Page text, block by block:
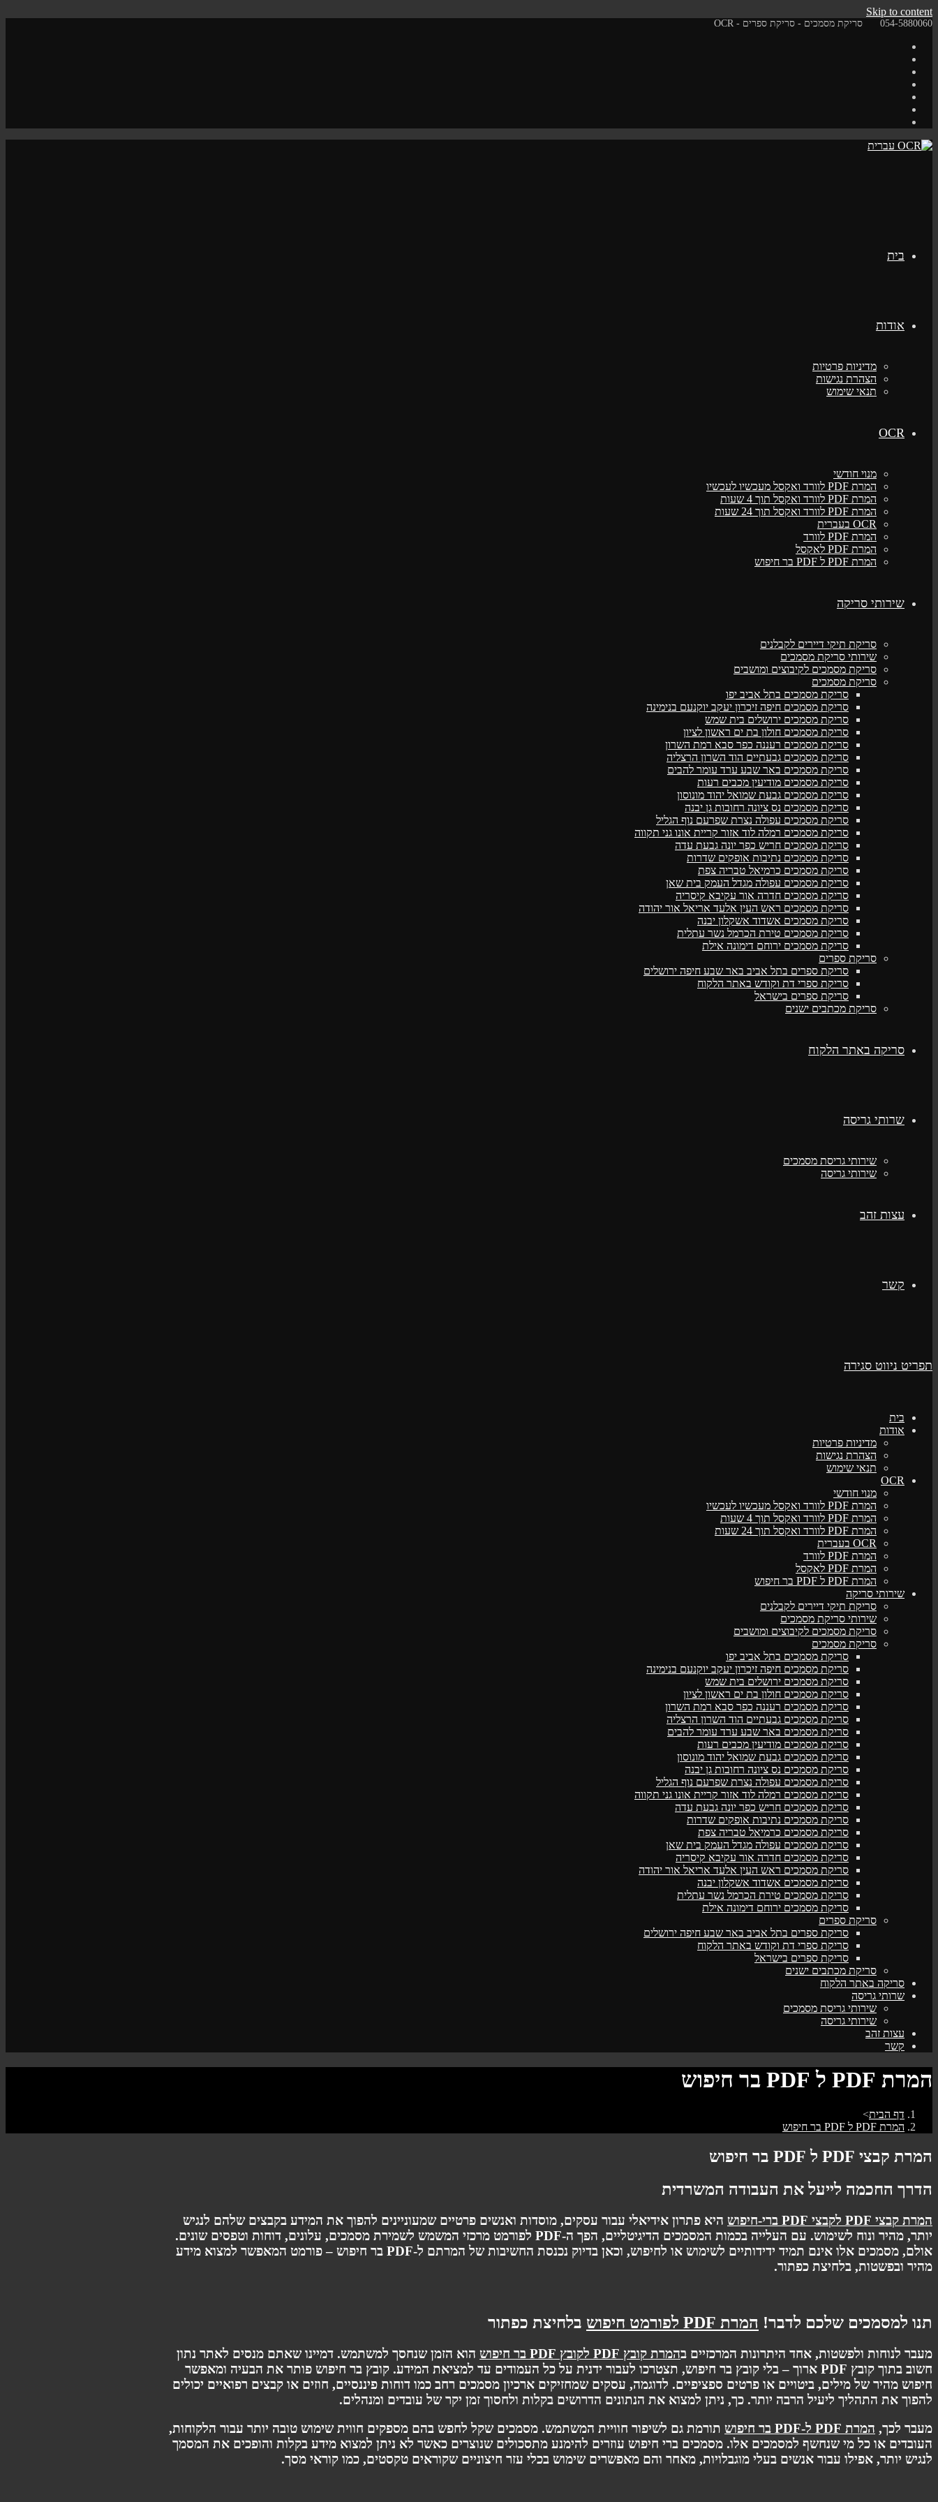
Skip to content
054-5880060 סריקת מסמכים - סריקת ספרים - OCR
בית
אודות
מדיניות פרטיות
הצהרת נגישות
תנאי שימוש
OCR
מנוי חודשי
המרת PDF לוורד ואקסל מעכשיו לעכשיו
המרת PDF לוורד ואקסל תוך 4 שעות
המרת PDF לוורד ואקסל תוך 24 שעות
OCR בעברית
המרת PDF לוורד
המרת PDF לאקסל
המרת PDF ל PDF בר חיפוש
שירותי סריקה
סריקת תיקי דיירים לקבלנים
שירותי סריקת מסמכים
סריקת מסמכים לקיבוצים ומושבים
סריקת מסמכים
סריקת מסמכים בתל אביב יפו
סריקת מסמכים חיפה זיכרון יעקב יוקנעם בנימינה
סריקת מסמכים ירושלים בית שמש
סריקת מסמכים חולון בת ים ראשון לציון
סריקת מסמכים רעננה כפר סבא רמת השרון
סריקת מסמכים גבעתיים הוד השרון הרצליה
סריקת מסמכים באר שבע ערד עומר להבים
סריקת מסמכים מודיעין מכבים רעות
סריקת מסמכים גבעת שמואל יהוד מונוסון
סריקת מסמכים נס ציונה רחובות גן יבנה
סריקת מסמכים עפולה נצרת שפרעם נוף הגליל
סריקת מסמכים רמלה לוד אזור קריית אונו גני תקווה
סריקת מסמכים חריש כפר יונה גבעת עדה
סריקת מסמכים נתיבות אופקים שדרות
סריקת מסמכים כרמיאל טבריה צפת
סריקת מסמכים עפולה מגדל העמק בית שאן
סריקת מסמכים חדרה אור עקיבא קיסריה
סריקת מסמכים ראש העין אלעד אריאל אור יהודה
סריקת מסמכים אשדוד אשקלון יבנה
סריקת מסמכים טירת הכרמל נשר עתלית
סריקת מסמכים ירוחם דימונה אילת
סריקת ספרים
סריקת ספרים בתל אביב באר שבע חיפה ירושלים
סריקת ספרי דת וקודש באתר הלקוח
סריקת ספרים בישראל
סריקת מכתבים ישנים
סריקה באתר הלקוח
שרותי גריסה
שירותי גריסת מסמכים
שירותי גריסה
עצות זהב
קשר
תפריט ניווט סגירה
בית
אודות
מדיניות פרטיות
הצהרת נגישות
תנאי שימוש
OCR
מנוי חודשי
המרת PDF לוורד ואקסל מעכשיו לעכשיו
המרת PDF לוורד ואקסל תוך 4 שעות
המרת PDF לוורד ואקסל תוך 24 שעות
OCR בעברית
המרת PDF לוורד
המרת PDF לאקסל
המרת PDF ל PDF בר חיפוש
שירותי סריקה
סריקת תיקי דיירים לקבלנים
שירותי סריקת מסמכים
סריקת מסמכים לקיבוצים ומושבים
סריקת מסמכים
סריקת מסמכים בתל אביב יפו
סריקת מסמכים חיפה זיכרון יעקב יוקנעם בנימינה
סריקת מסמכים ירושלים בית שמש
סריקת מסמכים חולון בת ים ראשון לציון
סריקת מסמכים רעננה כפר סבא רמת השרון
סריקת מסמכים גבעתיים הוד השרון הרצליה
סריקת מסמכים באר שבע ערד עומר להבים
סריקת מסמכים מודיעין מכבים רעות
סריקת מסמכים גבעת שמואל יהוד מונוסון
סריקת מסמכים נס ציונה רחובות גן יבנה
סריקת מסמכים עפולה נצרת שפרעם נוף הגליל
סריקת מסמכים רמלה לוד אזור קריית אונו גני תקווה
סריקת מסמכים חריש כפר יונה גבעת עדה
סריקת מסמכים נתיבות אופקים שדרות
סריקת מסמכים כרמיאל טבריה צפת
סריקת מסמכים עפולה מגדל העמק בית שאן
סריקת מסמכים חדרה אור עקיבא קיסריה
סריקת מסמכים ראש העין אלעד אריאל אור יהודה
סריקת מסמכים אשדוד אשקלון יבנה
סריקת מסמכים טירת הכרמל נשר עתלית
סריקת מסמכים ירוחם דימונה אילת
סריקת ספרים
סריקת ספרים בתל אביב באר שבע חיפה ירושלים
סריקת ספרי דת וקודש באתר הלקוח
סריקת ספרים בישראל
סריקת מכתבים ישנים
סריקה באתר הלקוח
שרותי גריסה
שירותי גריסת מסמכים
שירותי גריסה
עצות זהב
קשר
המרת PDF ל PDF בר חיפוש
דף הבית>
המרת PDF ל PDF בר חיפוש
המרת קבצי PDF ל PDF בר חיפוש
הדרך החכמה לייעל את העבודה המשרדית
המרת קבצי PDF לקבצי PDF ברי-חיפוש
היא פתרון אידיאלי עבור עסקים, מוסדות ואנשים פרטיים שמעוניינים להפוך את המידע בקבצים שלהם לנגיש
יותר, מהיר ונוח לשימוש. עם העלייה בכמות המסמכים הדיגיטליים, הפך ה-PDF לפורמט מרכזי המשמש לשמירת מסמכים, עלונים, דוחות וטפסים שונים.
אולם, מסמכים אלו אינם תמיד ידידותיים לשימוש או לחיפוש, וכאן בדיוק נכנסת החשיבות של המרתם ל-PDF בר חיפוש – פורמט המאפשר למצוא מידע
מהיר ובפשטות, בלחיצת כפתור.
תנו למסמכים שלכם לדבר! המרת PDF לפורמט חיפוש בלחיצת כפתור
מעבר לנוחות ולפשטות, אחד היתרונות המרכזיים בהמרת קובץ PDF לקובץ PDF בר חיפוש
הוא הזמן שנחסך למשתמש. דמיינו שאתם מנסים לאתר נתון
חשוב בתוך קובץ PDF ארוך – בלי קובץ בר חיפוש, תצטרכו לעבור ידנית על כל העמודים עד למציאת המידע. קובץ בר חיפוש פותר את הבעיה ומאפשר
חיפוש מהיר של מילים, ביטויים או פרטים ספציפיים. לדוגמה, עסקים שמחזיקים ארכיון מסמכים רחב כמו דוחות פיננסיים, חוזים או קבצים רפואיים יכולים
להפוך את התהליך ליעיל הרבה יותר. כך, ניתן למצוא את הנתונים הדרושים בקלות ולחסוך זמן יקר של עובדים ומנהלים.
מעבר לכך, המרת PDF ל-PDF בר חיפוש
תורמת גם לשיפור חוויית המשתמש. מסמכים שקל לחפש בהם מספקים חווית שימוש טובה יותר עבור הלקוחות,
העובדים או כל מי שנחשף למסמכים אלו. מסמכים ברי חיפוש עוזרים להימנע מתסכולים שנוצרים כאשר לא ניתן למצוא מידע בקלות והופכים את המסמך
לנגיש יותר, אפילו עבור אנשים בעלי מוגבלויות, מאחר והם מאפשרים שימוש בכלי עזר חיצוניים שקוראים טקסטים, כמו קוראי מסך.